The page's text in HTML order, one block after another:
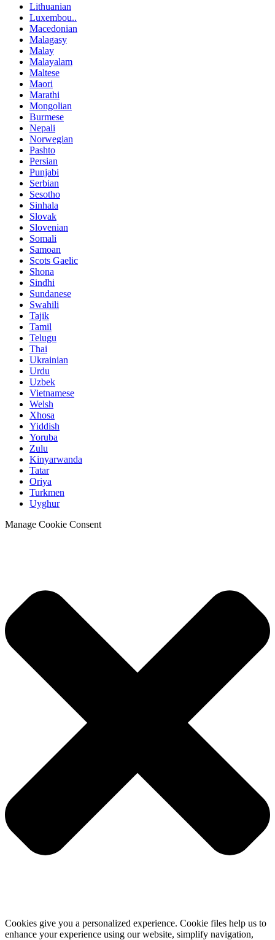
Lithuanian
Luxembou..
Macedonian
Malagasy
Malay
Malayalam
Maltese
Maori
Marathi
Mongolian
Burmese
Nepali
Norwegian
Pashto
Persian
Punjabi
Serbian
Sesotho
Sinhala
Slovak
Slovenian
Somali
Samoan
Scots Gaelic
Shona
Sindhi
Sundanese
Swahili
Tajik
Tamil
Telugu
Thai
Ukrainian
Urdu
Uzbek
Vietnamese
Welsh
Xhosa
Yiddish
Yoruba
Zulu
Kinyarwanda
Tatar
Oriya
Turkmen
Uyghur
Manage Cookie Consent
Cookies give you a personalized experience. Cookie files help us to
enhance your experience using our website, simplify navigation,